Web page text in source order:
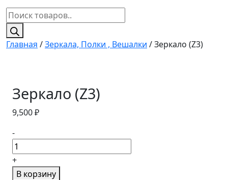
Поиск
товаров
Главная /Зеркала, Полки , Вешалки / Зеркало (Z3)
Зеркало (Z3)
9,500₽
-
+
В корзину